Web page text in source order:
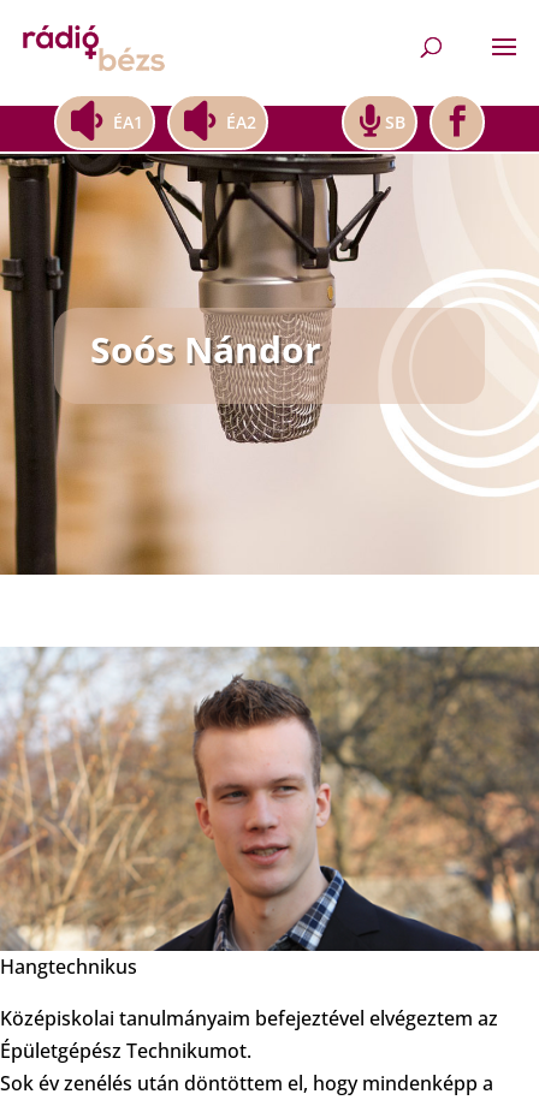
ÉA1 ÉA2 SB
Soós Nándor
Hangtechnikus
Középiskolai tanulmányaim befejeztével elvégeztem az
Épületgépész Technikumot.
Sok év zenélés után döntöttem el, hogy mindenképp a